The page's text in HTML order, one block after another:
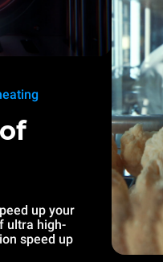
up your
ultra high-
speed up